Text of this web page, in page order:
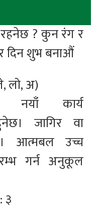
? कुन रंग र
दिन शुभ बनाऔं
लो, अ)
नयाँ कार्य
जागिर वा
आत्मबल उच्च
गर्न अनुकूल
३